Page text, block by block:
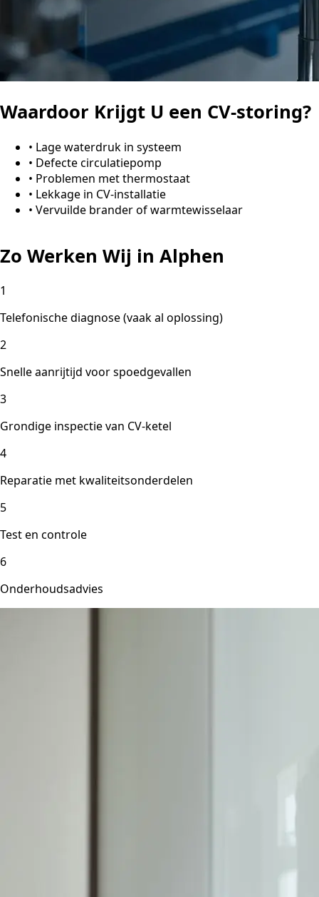
Waardoor Krijgt U een CV-storing?
• Lage waterdruk in systeem
• Defecte circulatiepomp
• Problemen met thermostaat
• Lekkage in CV-installatie
• Vervuilde brander of warmtewisselaar
Zo Werken Wij in Alphen
1
Telefonische diagnose (vaak al oplossing)
2
Snelle aanrijtijd voor spoedgevallen
3
Grondige inspectie van CV-ketel
4
Reparatie met kwaliteitsonderdelen
5
Test en controle
6
Onderhoudsadvies